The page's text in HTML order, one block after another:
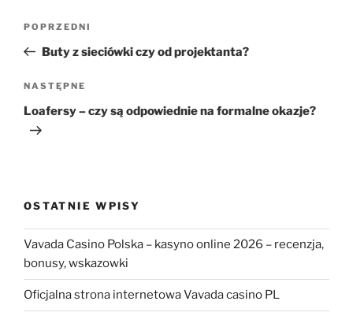
Poprzedni
wpis
POPRZEDNI
Buty z sieciówki czy od projektanta?
Następny
wpis
NASTĘPNE
Loafersy – czy są odpowiednie na formalne okazje?
OSTATNIE WPISY
Vavada Casino Polska – kasyno online 2026 – recenzja,
bonusy, wskazowki
Oficjalna strona internetowa Vavada casino PL